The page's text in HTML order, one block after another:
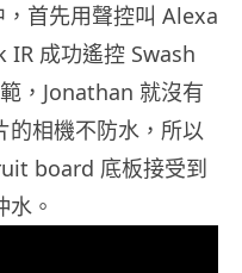
首先用聲控叫 Alexa
成功遙控 Swash
，Jonathan 就沒有
的相機不防水，所以
board 底板接受到
。